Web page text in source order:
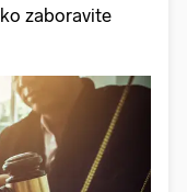
zaboravite